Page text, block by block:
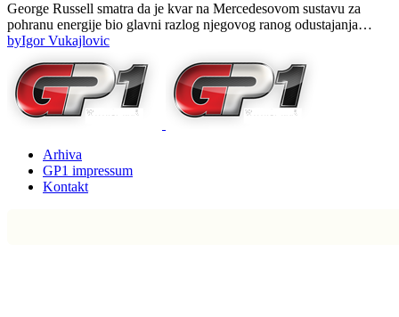
George Russell smatra da je kvar na Mercedesovom sustavu za
pohranu energije bio glavni razlog njegovog ranog odustajanja…
byIgor Vukajlovic
Arhiva
GP1 impressum
Kontakt